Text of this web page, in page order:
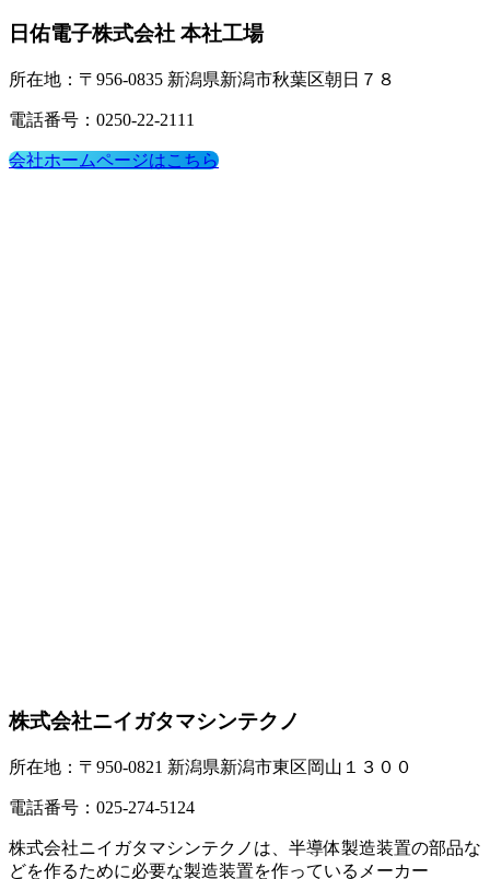
日佑電子株式会社 本社工場
所在地：〒956-0835 新潟県新潟市秋葉区朝日７８
電話番号：0250-22-2111
会社ホームページはこちら
株式会社ニイガタマシンテクノ
所在地：〒950-0821 新潟県新潟市東区岡山１３００
電話番号：025-274-5124
株式会社ニイガタマシンテクノは、半導体製造装置の部品な
どを作るために必要な製造装置を作っているメーカー